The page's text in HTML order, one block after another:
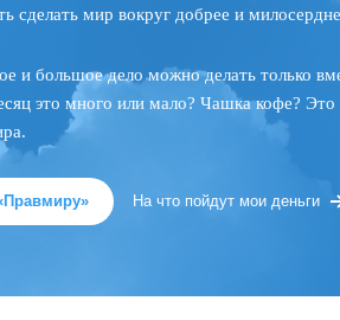
сделать мир вокруг добрее и
и большое дело можно делать только
это много или мало? Чашка кофе?
На что пойдут мои деньги